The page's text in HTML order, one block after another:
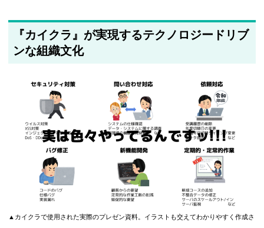
『カイクラ』が実現するテクノロジードリブ
ンな組織文化
▲カイクラで使用された実際のプレゼン資料。イラストも交えてわかりやすく作成さ